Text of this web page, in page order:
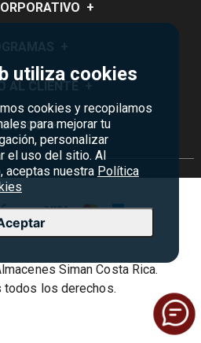
utiliza cookies
cookies y recopilamos
para mejorar tu
personalizar
el uso del sitio. Al
aceptas nuestra Política
+
y Misión
Servicios
Siman
de Regalo
PRO
Frecuentes
y garantías
de Privacidad
y condiciones
+
Rebajas
Madres
Siman Costa Rica.
todos los derechos.